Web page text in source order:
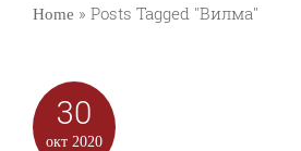
Home » Posts Tagged "Вилма"
30
окт 2020